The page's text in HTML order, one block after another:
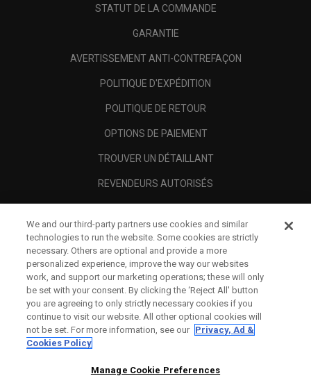
STATUT DE LA COMMANDE
GARANTIE
AVERTISSEMENT ANTI-CONTREFAÇON
POLITIQUE D'EXPÉDITION
POLITIQUE DE RETOUR
OPTIONS DE PAIEMENT
TROUVER UN DÉTAILLANT
REVENDEURS AUTORISÉS
A PROPOS
MENTIONS LÉGALES
We and our third-party partners use cookies and similar
technologies to run the website. Some cookies are strictly
necessary. Others are optional and provide a more
personalized experience, improve the way our websites
work, and support our marketing operations; these will only
be set with your consent. By clicking the ‘Reject All' button
you are agreeing to only strictly necessary cookies if you
continue to visit our website. All other optional cookies will
not be set. For more information, see our Privacy, Ad &
Cookies Policy
Manage Cookie Preferences